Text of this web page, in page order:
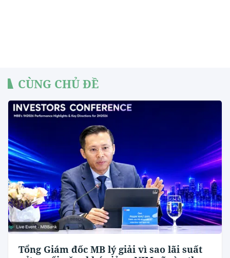
CÙNG CHỦ ĐỀ
Tổng Giám đốc MB lý giải vì sao lãi suất